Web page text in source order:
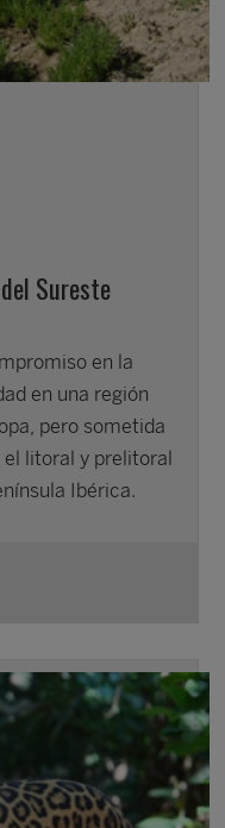
Sureste
en la
en una región
pero sometida
litoral y prelitoral
Ibérica.